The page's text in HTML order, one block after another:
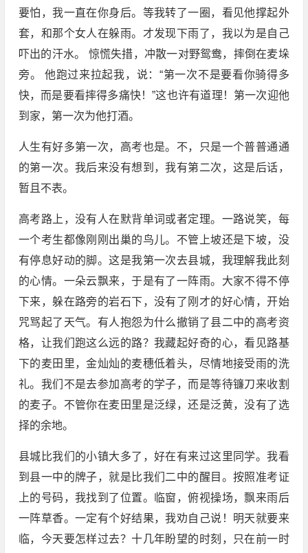
要怕，我一直在你身后。等我转了一圈，看见他撑起外
套，和那个女人在躲雨。才发现下雨了，我以为是自己
吓出的汗水。 惊慌失措，冲散一对野鸳鸯，摔倒在麦垛
旁。 他跑过来拉起我，说：“第一次不是要看你骑得多
快，而是要看摔得多痛快！”这也许有道理！第一次迎他
到家，第一次为他打酒。
人生有好多第一次，高考也是。不，只是一个普普通通
的第一次。我后来没有想到，我有第二次，这是后话，
暂且不表。
高考路上，没有人在默背单词或者定理。一路说笑，每
一个考生都像刚刚出巢的鸟儿。不管上坡还是下坡，没
有停息好动的脚。这是我第一次去县城，我理解我此刻
的心情。一朵云飘来，于是有了一阵雨。大家不得不停
下来，躲在路旁的岩石下，没有了刚才的好心情，开始
咒骂起了天气。有人抱怨为什么撤销了县二中的高考资
格，让我们跑这么远的路？我藏起好奇的心，看见路基
下的麦田里，金灿灿的麦穗低着头，尽情地接受雨的洗
礼。我们不是去参加高考的学子，而是等待镰刀来收割
的麦子。不管你在麦田里是泛绿，还是泛黄，没有了选
择的余地。
县城比我们的小镇大多了，好在有来过这里同学。我看
到县一中的牌子，就是比我们二中的醒目。按照准考证
上的号码，我找到了位置。临窗，俯视操场，飘来雨后
一阵草香。一定有个好结果，我劝自己说！明天就要来
临，今天要怎样过去？十几年盼望的时刻，只在前一时